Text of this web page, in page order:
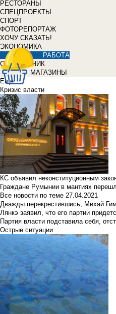
РЕСТОРАНЫ
СПЕЦПРОЕКТЫ
СПОРТ
ФОТОРЕПОРТАЖ
ХОЧУ СКАЗАТЬ!
ЭКОНОМИКА
РАБОТА
СПРАВОЧНИК
МАГАЗИНЫ
Еще
Кризис власти
КС объявил неконституционным
Граждане Румынии в мантиях
Все новости по теме 27.04.2021
Дважды перекрестившись, Михай
Лянкэ заявил, что его партии
Партия власти подставила себя,
Острые ситуации